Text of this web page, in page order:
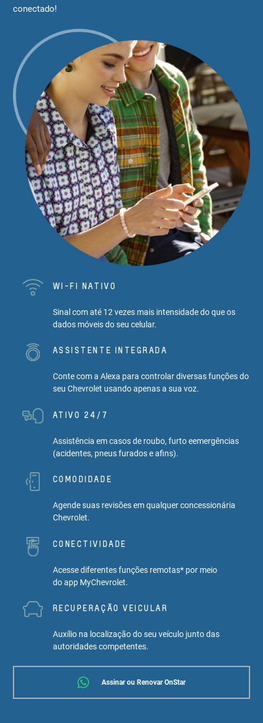
conectado!
WI-FI NATIVO
Sinal com até 12 vezes mais intensidade do que os
dados móveis do seu celular.
ASSISTENTE INTEGRADA
Conte com a Alexa para controlar diversas funções do
seu Chevrolet usando apenas a sua voz.
ATIVO 24/7
Assistência em casos de roubo, furto eemergências
(acidentes, pneus furados e afins).
COMODIDADE
Agende suas revisões em qualquer concessionária
Chevrolet.
CONECTIVIDADE
Acesse diferentes funções remotas* por meio
do app MyChevrolet.
RECUPERAÇÃO VEICULAR
Auxílio na localização do seu veículo junto das
autoridades competentes.
Assinar ou Renovar OnStar